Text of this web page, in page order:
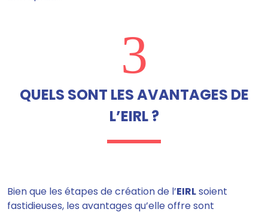
3
QUELS SONT LES AVANTAGES DE
L’EIRL ?
Bien que les étapes de création de l’EIRLsoient
fastidieuses, les avantages qu’elle offre sont